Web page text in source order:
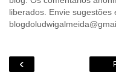
liberados. Envie sugestões
‹